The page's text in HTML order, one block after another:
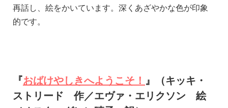
再話し、絵をかいています。深くあざやかな色が印象
的です。
『おばけやしきへようこそ！ 』（キッキ・
ストリード 作／エヴァ・エリクソン 絵